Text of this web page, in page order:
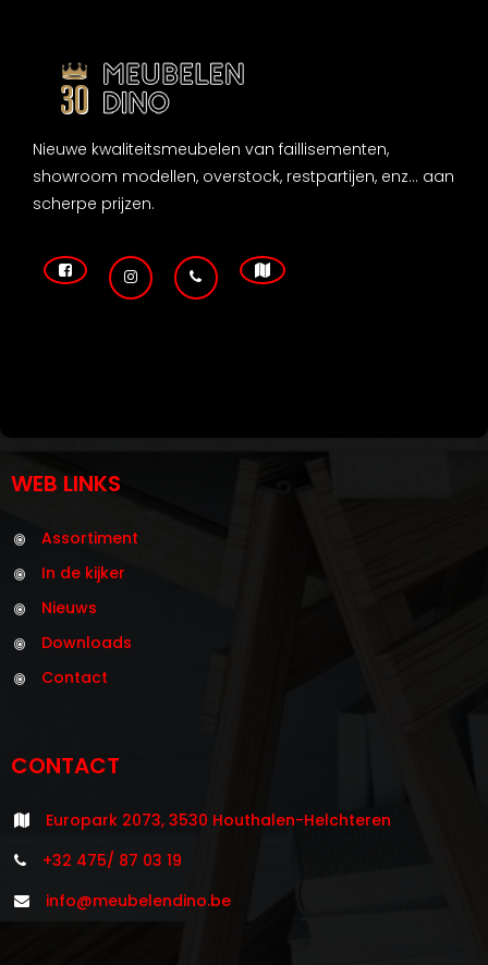
Nieuwe kwaliteitsmeubelen van faillisementen,
showroom modellen, overstock, restpartijen, enz... aan
scherpe prijzen.
WEB LINKS
Assortiment
In de kijker
Nieuws
Downloads
Contact
CONTACT
Europark 2073, 3530 Houthalen-Helchteren
+32 475/ 87 03 19
info@meubelendino.be